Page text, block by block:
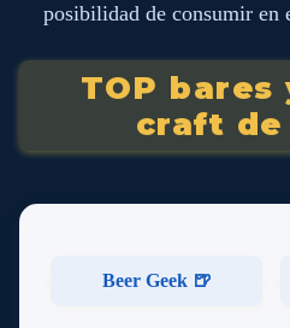
posibilidad de consumir en
TOP
craft de
Beer Geek 🍺